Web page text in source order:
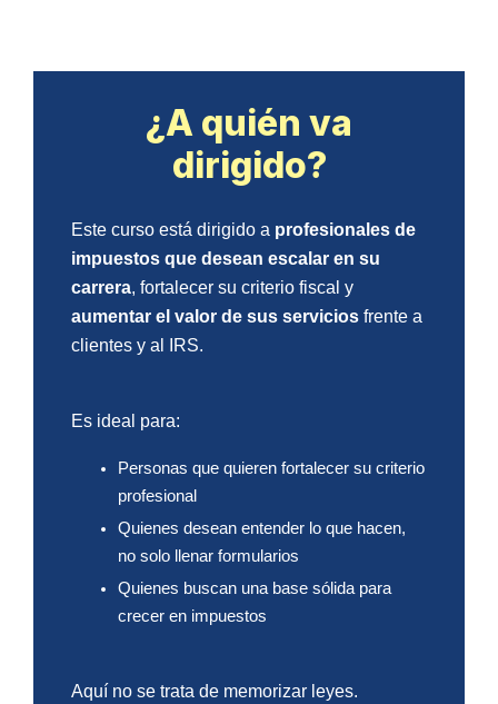
¿A quién va
dirigido?
Este curso está dirigido a profesionales de
impuestos que desean escalar en su
carrera, fortalecer su criterio fiscal y
aumentar el valor de sus servicios frente a
clientes y al IRS.
Es ideal para:
Personas que quieren fortalecer su criterio
profesional
Quienes desean entender lo que hacen,
no solo llenar formularios
Quienes buscan una base sólida para
crecer en impuestos
Aquí no se trata de memorizar leyes.